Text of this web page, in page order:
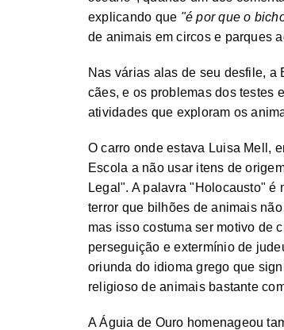
explicando que "é por que o
de animais em circos e parques
Nas várias alas de seu desfile, a
cães, e os problemas dos testes
atividades que exploram os
O carro onde estava Luisa Mell,
Escola a não usar itens de
Legal". A palavra "Holocausto"
terror que bilhões de animais
mas isso costuma ser motivo de
perseguição e extermínio de
oriunda do idioma grego que
religioso de animais bastante
A Águia de Ouro homenageou